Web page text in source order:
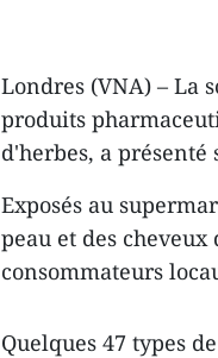
Londres (VNA) – La
produits
d'herbes, a
Exposés au
peau et des
consommateurs
Quelques 47 types